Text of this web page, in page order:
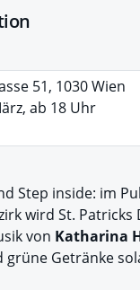
51, 1030 Wien
ab 18 Uhr
Step inside: im
wird St. Patricks
von Katharina
grüne Getränke